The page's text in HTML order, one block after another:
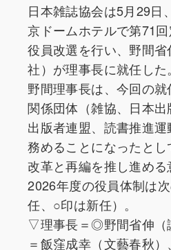
日本雑誌協会は5月29日
京ドームホテルで第71回
役員改選を行い、野間
社）が理事長に就任した。
野間理事長は、今回の
関係団体（雑協、日本
出版者連盟、読書推進
務めることになったと
改革と再編を推し進める
2026年度の役員体制は
任、○印は新任）。
▽理事長＝◎野間省伸
＝飯窪成幸（文藝春秋